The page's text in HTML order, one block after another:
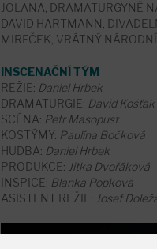
JOLANA, DRAMATURGYNĚ
DAVID HARTMANN,
MIREČEK, VRÁTNÝ
INSCENAČNÍ TÝM
REŽIE: Daniel Hrbek
DRAMATURGIE: David Košťák
SCÉNA: Petr Masopust
KOSTÝMY: Paulína Bočková
HUDBA: Daniel Hrbek
PRODUKCE: Jitka Dvořáková
INSPICE: Blanka Popková
ASISTENT REŽIE: Josef